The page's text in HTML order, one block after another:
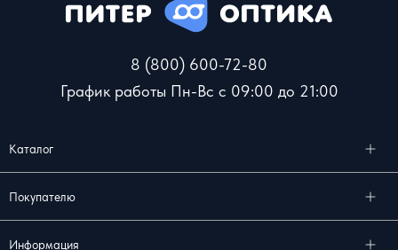
8 (800) 600-72-80
График работы Пн-Вс с 09:00 до 21:00
Каталог
Покупателю
Информация